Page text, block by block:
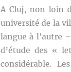
A Cluj, non loin
université de la
langue à l’autre
d’étude des «
considérable.